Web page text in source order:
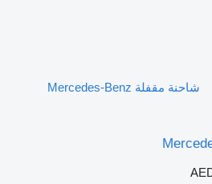
شاحنة مقفلة Mercedes-Benz